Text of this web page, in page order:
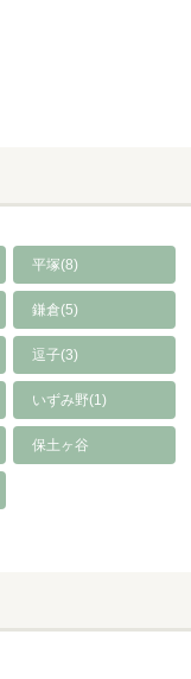
平塚(8)
鎌倉(5)
逗子(3)
いずみ野(1)
保土ヶ谷